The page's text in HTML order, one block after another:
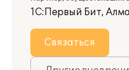
1С:Первый Бит,
Связаться